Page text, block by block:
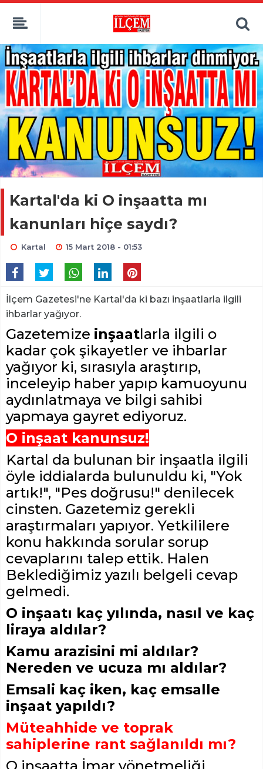
Kartal'da ki O inşaatta mı
kanunları hiçe saydı?
Kartal 15 Mart 2018 - 01:53
İlçem Gazetesi'ne Kartal'da ki bazı inşaatlarla ilgili
ihbarlar yağıyor.
Gazetemize inşaatlarla ilgili o
kadar çok şikayetler ve ihbarlar
yağıyor ki, sırasıyla araştırıp,
inceleyip haber yapıp kamuoyunu
aydınlatmaya ve bilgi sahibi
yapmaya gayret ediyoruz.
O inşaat kanunsuz!
Kartal da bulunan bir inşaatla ilgili
öyle iddialarda bulunuldu ki, "Yok
artık!", "Pes doğrusu!" denilecek
cinsten. Gazetemiz gerekli
araştırmaları yapıyor. Yetkililere
konu hakkında sorular sorup
cevaplarını talep ettik. Halen
Beklediğimiz yazılı belgeli cevap
gelmedi.
O inşaatı kaç yılında, nasıl ve kaç
liraya aldılar?
Kamu arazisini mi aldılar?
Nereden ve ucuza mı aldılar?
Emsali kaç iken, kaç emsalle
inşaat yapıldı?
Müteahhide ve toprak
sahiplerine rant sağlanıldı mı?